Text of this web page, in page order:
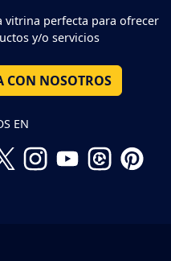
vitrina perfecta para ofrecer
y/o servicios
CON NOSOTROS
EN